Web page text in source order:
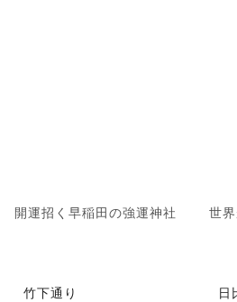
開運招く早稲田の強運神社 世
竹下通り 日